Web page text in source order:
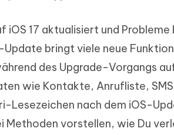
Dateien auf Mac
Android Fake GPS APP
ohne PC ändern
Whatsapp
Android/
Pro APP
mit KI bereinigen
KI Bypass
in menschenähnliche Inhalte
iOS 17 aktualisiert und
bringt viele neue
des Upgrade-Vorgangs
wie Kontakte, Anrufliste,
Lesezeichen nach dem iOS-
Methoden vorstellen, wie Du